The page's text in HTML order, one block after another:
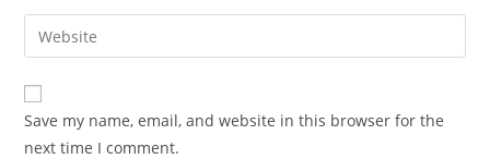
comment
email
address
comment
Enter
your
website
URL
(optional)
Save my name, email, and website in this browser for the
next time I comment.